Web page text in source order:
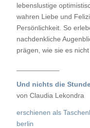
lebenslustige
wahren Liebe und
Persönlichkeit. So
nachdenkliche
prägen, wie sie es
Und nichts die
von Claudia Lekondra
erschienen als
berlin